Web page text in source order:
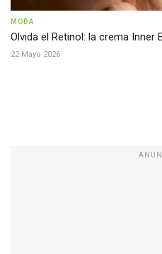
MODA
Olvida el Retinol: la crema Inner
22 Mayo 2026